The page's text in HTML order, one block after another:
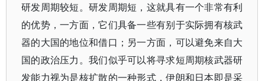
研发周期较短。研发周期短，这就具有一个非常有利
的优势，一方面，它们具备一些有别于实际拥有核武
器的大国的地位和借口；另一方面，可以避免来自大
国的政治压力。我们似乎可以将寻求短周期核武器研
发能力视为是核扩散的一种形式，伊朗和日本即是采